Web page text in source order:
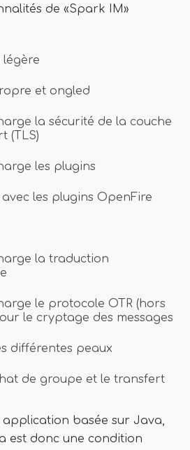
de «Spark IM»
et ongled
la sécurité de la couche
(TLS)
les plugins
les plugins OpenFire
la traduction
le protocole OTR (hors
le cryptage des messages
différentes peaux
de groupe et le transfert
application basée sur Java,
est donc une condition